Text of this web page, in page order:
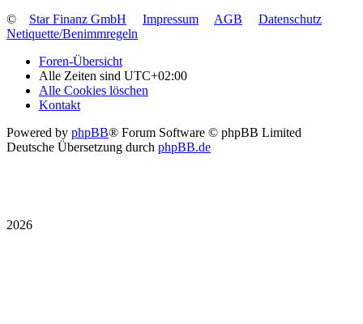
©
Star Finanz GmbH Impressum AGB
Datenschutz
Netiquette/Benimmregeln
Foren-Übersicht
Alle Zeiten sind UTC+02:00
Alle Cookies löschen
Kontakt
Powered by phpBB® Forum Software © phpBB Limited
Deutsche Übersetzung durch phpBB.de
2026